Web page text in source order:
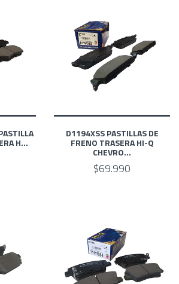
H...
D1194XSS PASTILLAS DE
FRENO TRASERA HI-Q
CHEVRO...
$69.990